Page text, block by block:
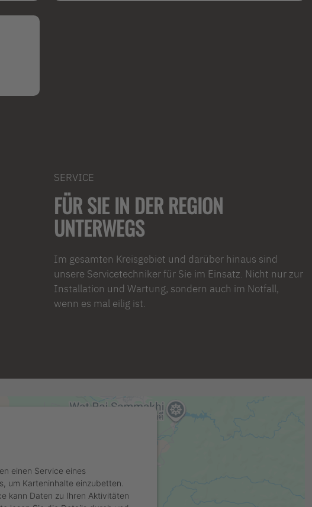
SERVICE
FÜR SIE IN DER REGION
UNTERWEGS
Im gesamten Kreisgebiet und darüber hinaus sind
unsere Servicetechniker für Sie im Einsatz. Nicht nur zur
Installation und Wartung, sondern auch im Notfall,
wenn es mal eilig ist.
einen Service eines
um Karteninhalte einzubetten.
kann Daten zu Ihren Aktivitäten